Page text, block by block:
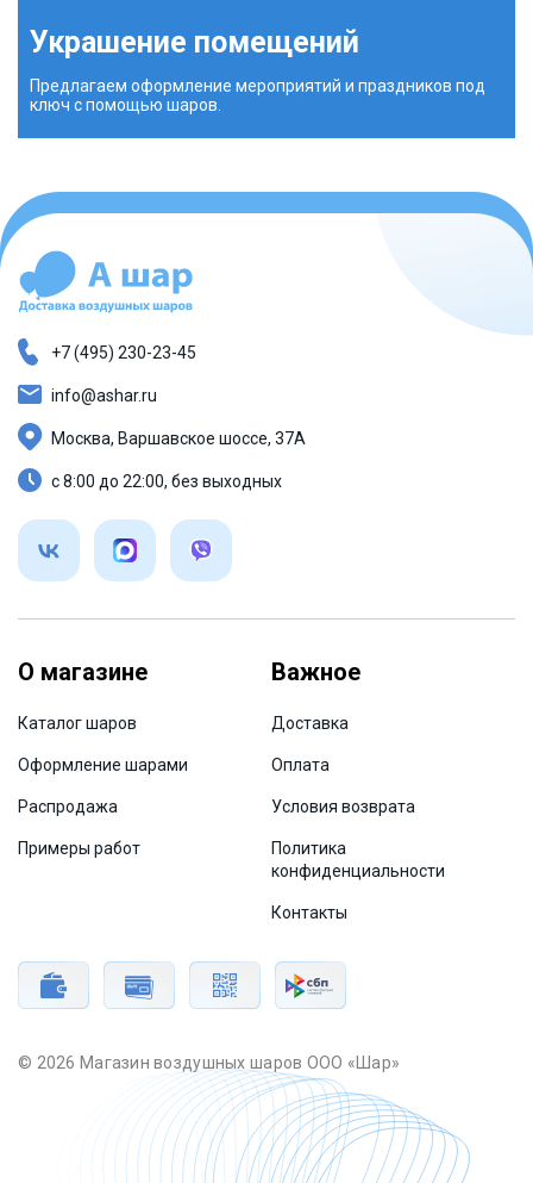
Украшение помещений
Предлагаем оформление мероприятий и праздников под
ключ с помощью шаров.
О магазине
Каталог шаров
Оформление шарами
Распродажа
Примеры работ
Важное
Доставка
Оплата
Условия возврата
Политика
конфиденциальности
Контакты
+7 (495) 230-23-45
info@ashar.ru
Москва, Варшавское шоссе, 37А
с 8:00 до 22:00, без выходных
© 2026 Магазин воздушных шаров ООО «Шар»